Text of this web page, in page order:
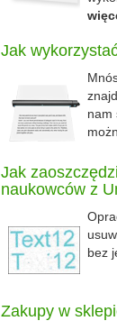
Jak
nam
Jak
naukowców z
bez
Zakupy w